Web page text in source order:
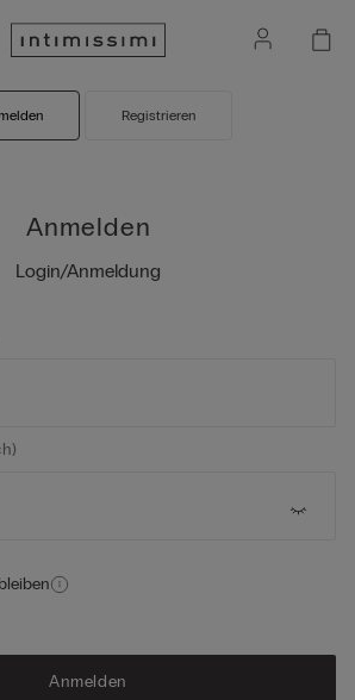
Registrieren
Anmelden
Login/Anmeldung
Anmelden